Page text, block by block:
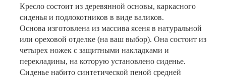
Кресло состоит из деревянной основы, каркасного
сиденья и подлокотников в виде валиков.
Основа изготовлена из массива ясеня в натуральной
или ореховой отделке (на ваш выбор). Она состоит из
четырех ножек с защитными накладками и
перекладины, на которую установлено сиденье.
Сиденье набито синтетической пеной средней